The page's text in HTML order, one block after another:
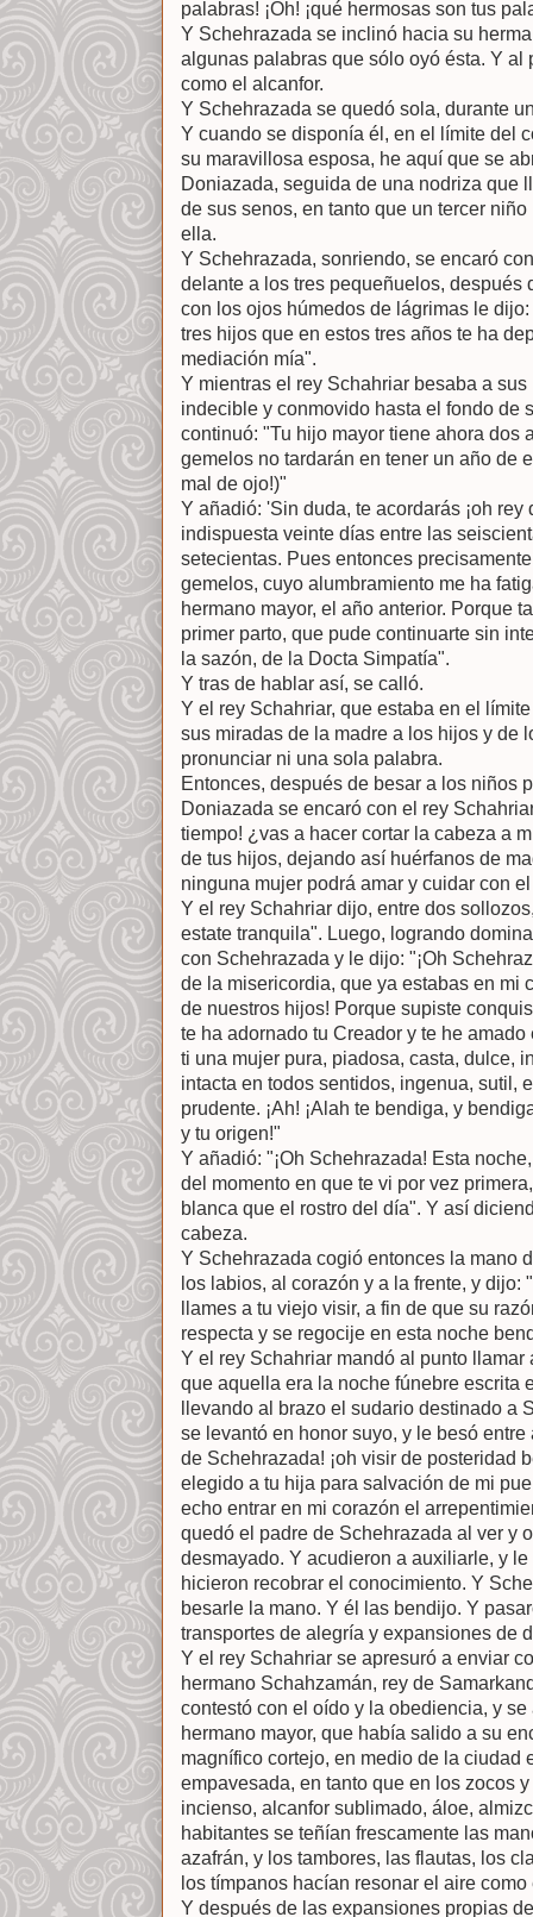
palabras! ¡Oh! ¡qué hermosas son tus
Y Schehrazada se inclinó hacia su
algunas palabras que sólo oyó ésta. Y
como el alcanfor.
Y Schehrazada se quedó sola, durante
Y cuando se disponía él, en el límite del
su maravillosa esposa, he aquí que se
Doniazada, seguida de una nodriza que
de sus senos, en tanto que un tercer
ella.
Y Schehrazada, sonriendo, se encaró
delante a los tres pequeñuelos, después
con los ojos húmedos de lágrimas le
tres hijos que en estos tres años te ha
mediación mía".
Y mientras el rey Schahriar besaba a
indecible y conmovido hasta el fondo de
continuó: "Tu hijo mayor tiene ahora dos
gemelos no tardarán en tener un año de
mal de ojo!)"
Y añadió: 'Sin duda, te acordarás ¡oh
indispuesta veinte días entre las
setecientas. Pues entonces
gemelos, cuyo alumbramiento me ha
hermano mayor, el año anterior. Porque
primer parto, que pude continuarte sin
la sazón, de la Docta Simpatía".
Y tras de hablar así, se calló.
Y el rey Schahriar, que estaba en el
sus miradas de la madre a los hijos y de
pronunciar ni una sola palabra.
Entonces, después de besar a los niños
Doniazada se encaró con el rey
tiempo! ¿vas a hacer cortar la cabeza a
de tus hijos, dejando así huérfanos de
ninguna mujer podrá amar y cuidar con
Y el rey Schahriar dijo, entre dos
estate tranquila". Luego, logrando
con Schehrazada y le dijo: "¡Oh
de la misericordia, que ya estabas en mi
de nuestros hijos! Porque supiste
te ha adornado tu Creador y te he
ti una mujer pura, piadosa, casta, dulce,
intacta en todos sentidos, ingenua, sutil,
prudente. ¡Ah! ¡Alah te bendiga, y
y tu origen!"
Y añadió: "¡Oh Schehrazada! Esta
del momento en que te vi por vez
blanca que el rostro del día". Y así
cabeza.
Y Schehrazada cogió entonces la mano
los labios, al corazón y a la frente, y dijo:
llames a tu viejo visir, a fin de que su
respecta y se regocije en esta noche
Y el rey Schahriar mandó al punto
que aquella era la noche fúnebre escrita
llevando al brazo el sudario destinado a
se levantó en honor suyo, y le besó
de Schehrazada! ¡oh visir de posteridad
elegido a tu hija para salvación de mi
echo entrar en mi corazón el
quedó el padre de Schehrazada al ver y
desmayado. Y acudieron a auxiliarle, y
hicieron recobrar el conocimiento. Y
besarle la mano. Y él las bendijo. Y
transportes de alegría y expansiones de
Y el rey Schahriar se apresuró a enviar
hermano Schahzamán, rey de
contestó con el oído y la obediencia, y
hermano mayor, que había salido a su
magnífico cortejo, en medio de la ciudad
empavesada, en tanto que en los zocos
incienso, alcanfor sublimado, áloe,
habitantes se teñían frescamente las
azafrán, y los tambores, las flautas, los
los tímpanos hacían resonar el aire
Y después de las expansiones propias